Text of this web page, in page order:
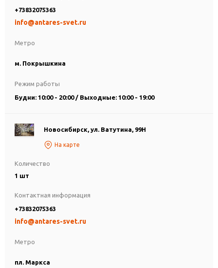
Метро
м. Покрышкина
+73832075363
info@antares-svet.ru
Режим работы
Будни: 10:00 - 20:00 / Выходные: 10:00 - 19:00
Новосибирск, ул. Ватутина, 99Н
На карте
Количество
1 шт
Метро
пл. Маркса
Контактная информация
+73832075363
info@antares-svet.ru